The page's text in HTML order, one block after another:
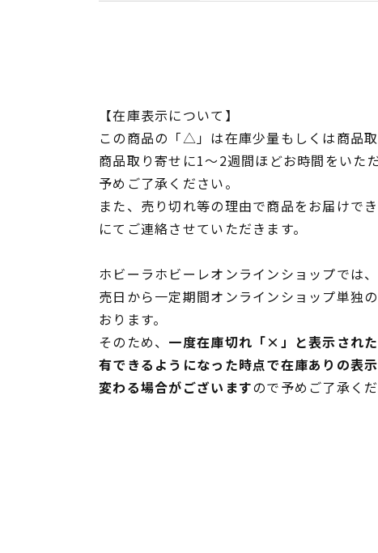
【在庫表示について】
この商品の「△」は在庫少量もしくは商品取
商品取り寄せに1～2週間ほどお時間をいた
予めご了承ください。
また、売り切れ等の理由で商品をお届けで
にてご連絡させていただきます。
ホビーラホビーレオンラインショップでは
売日から一定期間オンラインショップ単独
おります。
そのため、 一度在庫切れ「×」と表示され
有できるようになった時点で在庫ありの表
変わる場合がございますので予めご了承くだ